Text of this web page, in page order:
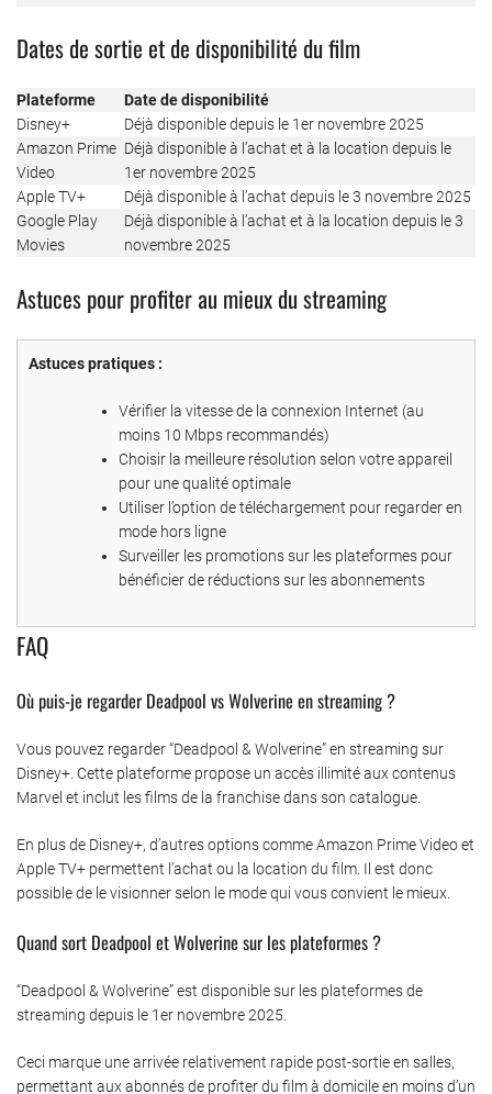
Dates de sortie et de disponibilité du film
Plateforme
Date de disponibilité
Disney+
Déjà disponible depuis le 1er novembre 2025
Amazon Prime
Video
Déjà disponible à l’achat et à la location depuis le
1er novembre 2025
Apple TV+
Déjà disponible à l’achat depuis le 3 novembre 2025
Google Play
Movies
Déjà disponible à l’achat et à la location depuis le 3
novembre 2025
Astuces pour profiter au mieux du streaming
Astuces pratiques :
Vérifier la vitesse de la connexion Internet (au
moins 10 Mbps recommandés)
Choisir la meilleure résolution selon votre appareil
pour une qualité optimale
Utiliser l’option de téléchargement pour regarder en
mode hors ligne
Surveiller les promotions sur les plateformes pour
bénéficier de réductions sur les abonnements
FAQ
Où puis-je regarder Deadpool vs Wolverine en streaming ?
Vous pouvez regarder “Deadpool & Wolverine” en streaming sur
Disney+. Cette plateforme propose un accès illimité aux contenus
Marvel et inclut les films de la franchise dans son catalogue.
En plus de Disney+, d’autres options comme Amazon Prime Video et
Apple TV+ permettent l’achat ou la location du film. Il est donc
possible de le visionner selon le mode qui vous convient le mieux.
Quand sort Deadpool et Wolverine sur les plateformes ?
“Deadpool & Wolverine” est disponible sur les plateformes de
streaming depuis le 1er novembre 2025.
Ceci marque une arrivée relativement rapide post-sortie en salles,
permettant aux abonnés de profiter du film à domicile en moins d’un